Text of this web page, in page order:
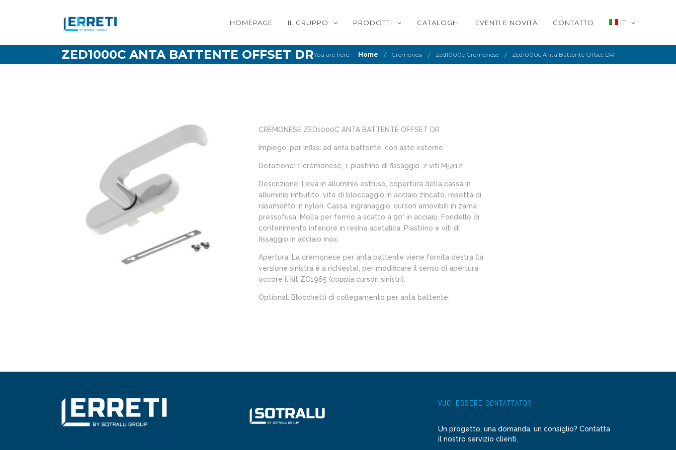
HOMEPAGE IL GRUPPO PRODOTTI CATALOGHI EVENTI E NOVITÀ CONTATTO IT
ZED1000C ANTA BATTENTE OFFSET DRYou are here: Home Cremonesi Zed1000c Cremonese Zed1000c Anta Battente Offset DR
CREMONESE ZED1000C ANTA BATTENTE OFFSET DR
Impiego: per infissi ad anta battente, con aste esterne.
Dotazione: 1 cremonese, 1 piastrino di fissaggio, 2 viti M5x12.
Descrizione: Leva in alluminio estruso, copertura della cassa in
alluminio imbutito, vite di bloccaggio in acciaio zincato, rosetta di
rasamento in nylon. Cassa, ingranaggio, cursori amovibili in zama
pressofusa. Molla per fermo a scatto a 90° in acciaio. Fondello di
contenimento inferiore in resina acetalica. Piastrino e viti di
fissaggio in acciaio inox.
Apertura: La cremonese per anta battente viene fornita destra (la
versione sinistra è a richiesta); per modificare il senso di apertura
occore il kit ZC1965 (coppia cursori sinistri).
Optional: Blocchetti di collegamento per anta battente.
VUOI ESSERE CONTATTATO?
Un progetto, una domanda, un consiglio? Contatta
il nostro servizio clienti.